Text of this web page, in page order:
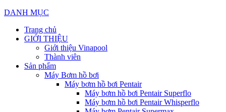
DANH MỤC
Trang chủ
GIỚI THIỆU
Giới thiệu Vinapool
Thành viên
Sản phẩm
Máy Bơm hồ bơi
Máy bơm hồ bơi Pentair
Máy bơm hồ bơi Pentair Superflo
Máy bơm hồ bơi Pentair Whisperflo